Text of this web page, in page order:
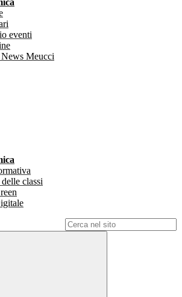
eventi
Meucci
classi